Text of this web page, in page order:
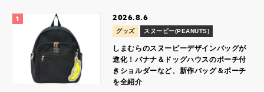
2026.8.6
グッズ スヌーピー(PEANUTS)
しまむらのスヌーピーデザインバッグが
進化！バナナ＆ドッグハウスのポーチ付
きショルダーなど、新作バッグ＆ポーチ
を全紹介